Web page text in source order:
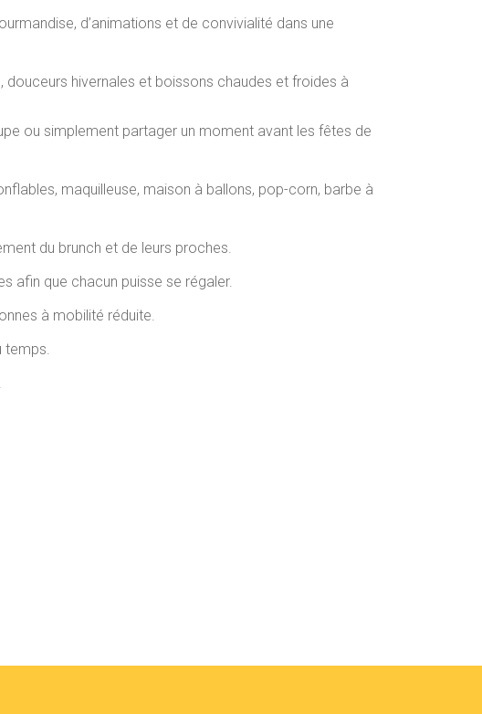
d’animations et de convivialité dans une
hivernales et boissons chaudes et froides à
ou simplement partager un moment avant les fêtes de
maquilleuse, maison à ballons, pop-corn, barbe à
du brunch et de leurs proches.
afin que chacun puisse se régaler.
à mobilité réduite.
temps.